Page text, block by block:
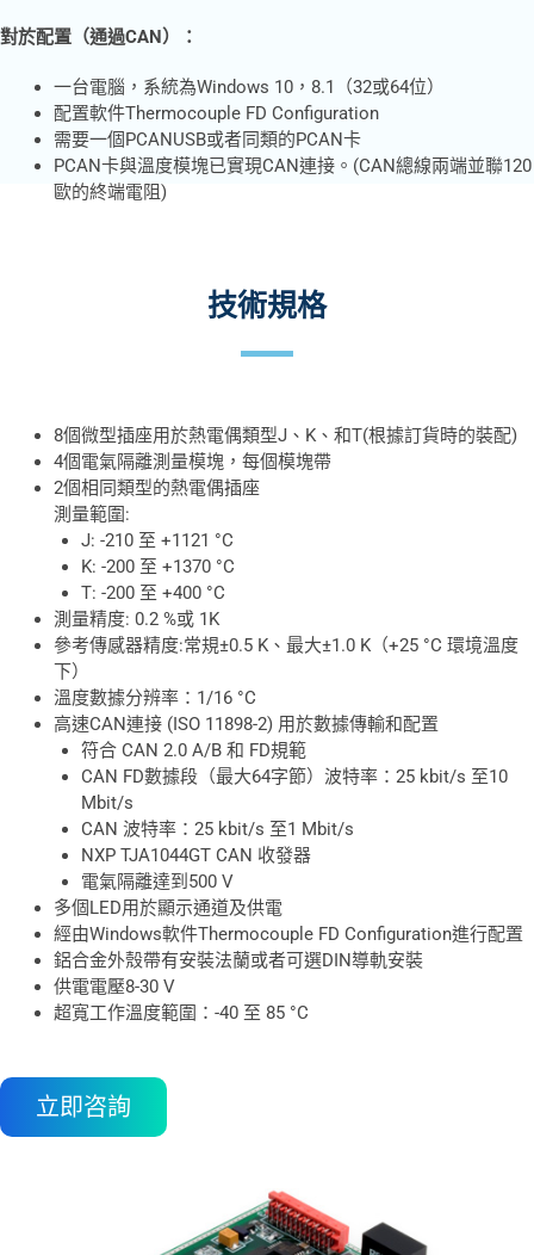
對於配置（通過CAN）：
一台電腦，系統為Windows 10，8.1（32或64位）
配置軟件Thermocouple FD Configuration
需要一個PCANUSB或者同類的PCAN卡
PCAN卡與溫度模塊已實現CAN連接。(CAN總線兩端並聯120
歐的終端電阻)
技術規格
8個微型插座用於熱電偶類型J、K、和T(根據訂貨時的裝配)
4個電氣隔離測量模塊，每個模塊帶
2個相同類型的熱電偶插座
測量範圍:
J: -210 至 +1121 °C
K: -200 至 +1370 °C
T: -200 至 +400 °C
測量精度: 0.2 %或 1K
參考傳感器精度:常規±0.5 K、最大±1.0 K（+25 °C 環境溫度
下）
溫度數據分辨率：1/16 °C
高速CAN連接 (ISO 11898-2) 用於數據傳輸和配置
符合 CAN 2.0 A/B 和 FD規範
CAN FD數據段（最大64字節）波特率：25 kbit/s 至10
Mbit/s
CAN 波特率：25 kbit/s 至1 Mbit/s
NXP TJA1044GT CAN 收發器
電氣隔離達到500 V
多個LED用於顯示通道及供電
經由Windows軟件Thermocouple FD Configuration進行配置
鋁合金外殼帶有安裝法蘭或者可選DIN導軌安裝
供電電壓8-30 V
超寬工作溫度範圍：-40 至 85 °C
立即咨詢